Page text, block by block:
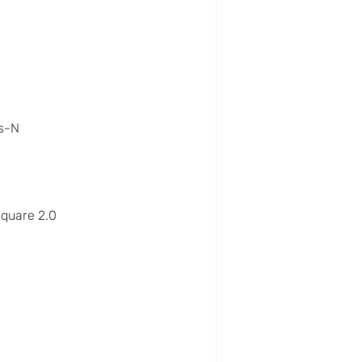
N
2.0